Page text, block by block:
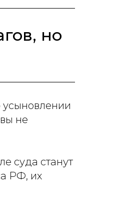
но
усыновлении
не
суда станут
РФ, их